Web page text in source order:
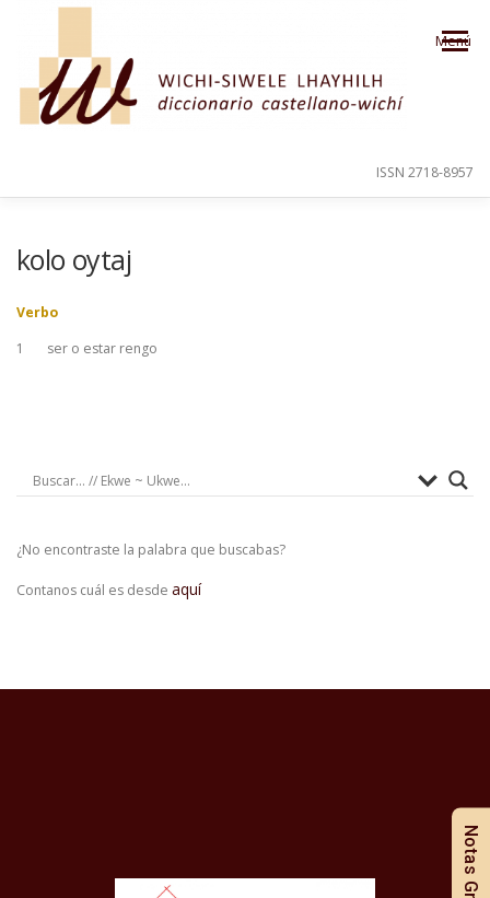
Saltar al contenido
Menú
ORDEN ALFABÉTICO
ISSN 2718-8957
kolo oytaj
Verbo
1
ser o estar rengo
¿No encontraste la palabra que buscabas?
Contanos cuál es desde aquí